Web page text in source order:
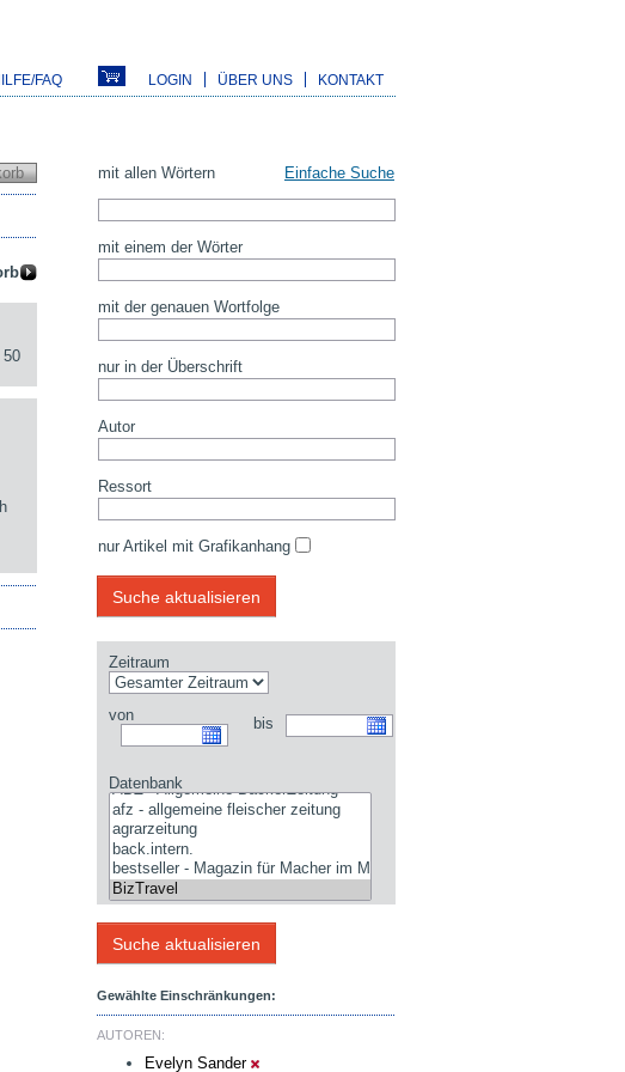
FAQ LOGIN ÜBER UNS KONTAKT
50
mit allen Wörtern Einfache Suche
mit einem der Wörter
mit der genauen Wortfolge
nur in der Überschrift
Autor
Ressort
nur Artikel mit Grafikanhang
Zeitraum
von bis
Datenbank
Gewählte Einschränkungen:
AUTOREN:
Evelyn Sander